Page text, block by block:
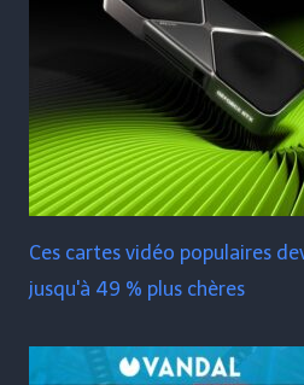
Ces cartes vidéo populaires
jusqu'à 49 % plus chères